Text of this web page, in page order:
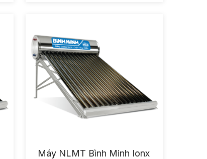
Máy NLMT Bình Minh Ionx